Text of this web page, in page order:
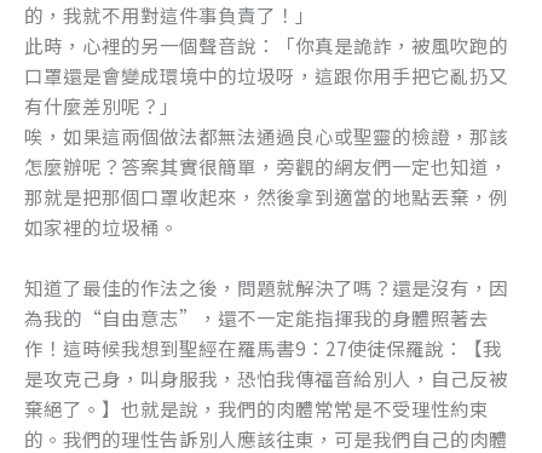
的，我就不用對這件事負責了！」
此時，心裡的另一個聲音說：「你真是詭詐，被風吹跑的
口罩還是會變成環境中的垃圾呀，這跟你用手把它亂扔又
有什麼差別呢？」
唉，如果這兩個做法都無法通過良心或聖靈的檢證，那該
怎麼辦呢？答案其實很簡單，旁觀的網友們一定也知道，
那就是把那個口罩收起來，然後拿到適當的地點丟棄，例
如家裡的垃圾桶。
知道了最佳的作法之後，問題就解決了嗎？還是沒有，因
為我的“自由意志”，還不一定能指揮我的身體照著去
作！這時候我想到聖經在羅馬書9：27使徒保羅說：【我
是攻克己身，叫身服我，恐怕我傳福音給別人，自己反被
棄絕了。】也就是說，我們的肉體常常是不受理性約束
的。我們的理性告訴別人應該往東，可是我們自己的肉體